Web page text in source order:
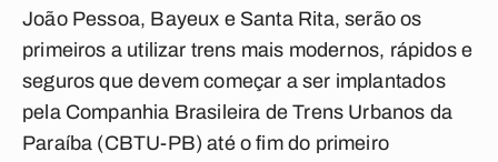
João Pessoa, Bayeux e Santa Rita, serão os
primeiros a utilizar trens mais modernos, rápidos e
seguros que devem começar a ser implantados
pela Companhia Brasileira de Trens Urbanos da
Paraíba (CBTU-PB) até o fim do primeiro